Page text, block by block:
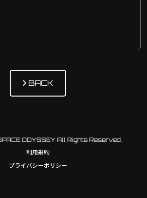
BACK
ODYSSEY All Rights Reserved.
利用規約
プライバシーポリシー